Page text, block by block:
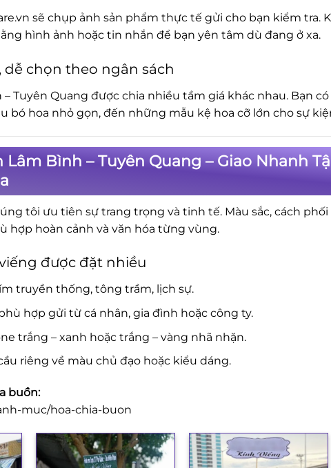
sẽ chụp ảnh sản phẩm thực tế gửi cho bạn kiểm tra.
hình ảnh hoặc tin nhắn để bạn yên tâm dù đang ở xa.
dễ chọn theo ngân sách
– Tuyên Quang được chia nhiều tầm giá khác nhau. Bạn
bó hoa nhỏ gọn, đến những mẫu kệ hoa cỡ lớn cho sự
Lâm Bình – Tuyên Quang – Giao Nhanh
tôi ưu tiên sự trang trọng và tinh tế. Màu sắc, cách
hợp hoàn cảnh và văn hóa từng vùng.
được đặt nhiều
truyền thống, tông trầm, lịch sự.
hợp gửi từ cá nhân, gia đình hoặc công ty.
trắng – xanh hoặc trắng – vàng nhã nhặn.
riêng về màu chủ đạo hoặc kiểu dáng.
buồn:
muc/hoa-chia-buon